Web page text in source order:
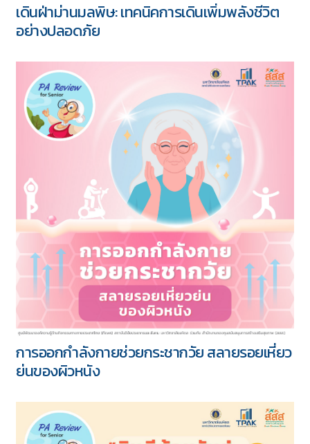
เดินฝ่าม่านมลพิษ: เทคนิคการเดินเพิ่มพลังชีวิต
อย่างปลอดภัย
การออกกำลังกายช่วยกระชากวัย สลายรอยเหี่ยว
ย่นของผิวหนัง